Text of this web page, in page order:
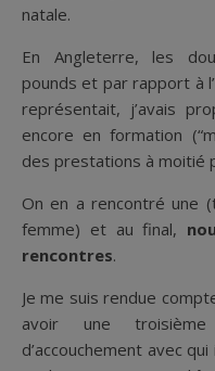
natale.
En Angleterre, les
pounds et par rapport à
représentait, j’avais
encore en formation
des prestations à moitié
On en a rencontré une
femme) et au final,
rencontres.
Je me suis rendue
avoir une
d’accouchement avec